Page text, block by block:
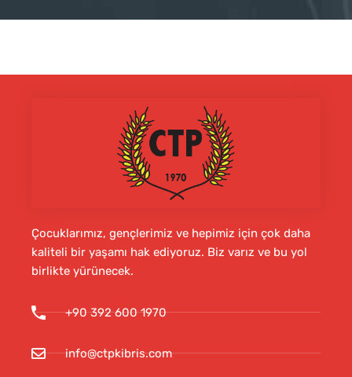
Çocuklarımız, gençlerimiz ve hepimiz için çok daha
kaliteli bir yaşamı hak ediyoruz. Biz varız ve bu yol
birlikte yürünecek.
+90 392 600 1970
info@ctpkibris.com